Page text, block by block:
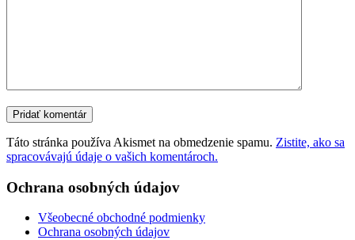
Táto stránka používa Akismet na obmedzenie spamu. Zistite, ako sa
spracovávajú údaje o vašich komentároch.
Ochrana osobných údajov
Všeobecné obchodné podmienky
Ochrana osobných údajov